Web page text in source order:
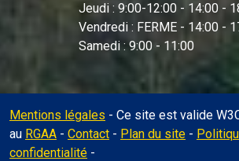
Jeudi : 9:00-12:00 - 14:00 -
Vendredi : FERME - 14:00 -
Samedi : 9:00 - 11:00
Mentions légales - Ce site est valide
au RGAA - Contact - Plan du site -
confidentialité -